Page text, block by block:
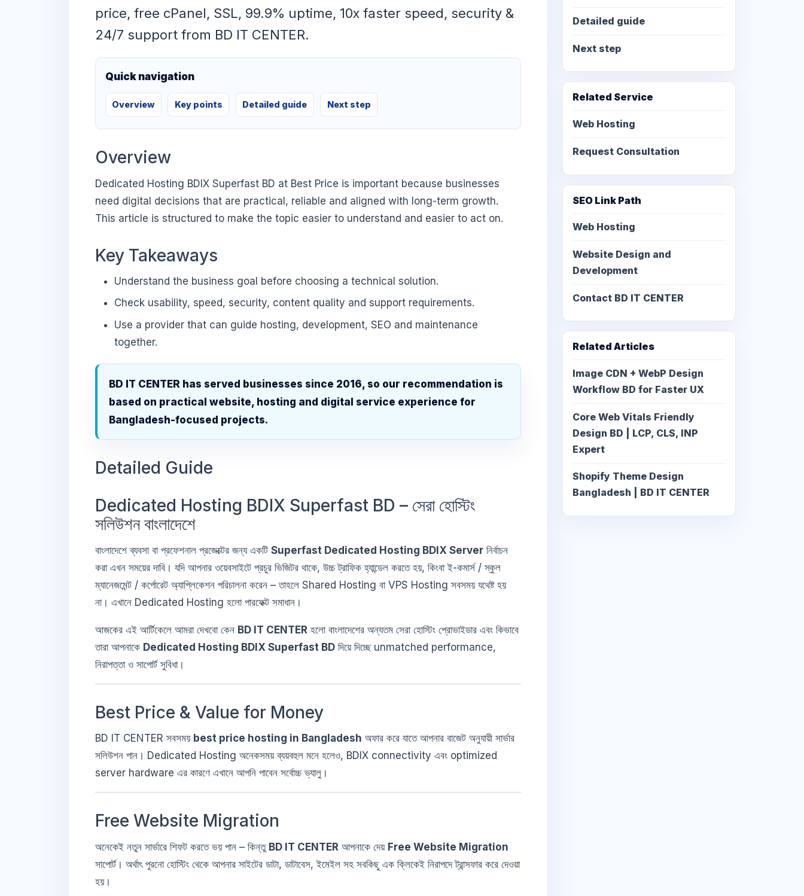
price, free cPanel, SSL, 99.9% uptime, 10x faster speed, security &
24/7 support from BD IT CENTER.
Quick navigation
Overview Key points Detailed guide Next step
Overview
Dedicated Hosting BDIX Superfast BD at Best Price is important because businesses
need digital decisions that are practical, reliable and aligned with long-term growth.
This article is structured to make the topic easier to understand and easier to act on.
Key Takeaways
Understand the business goal before choosing a technical solution.
Check usability, speed, security, content quality and support requirements.
Use a provider that can guide hosting, development, SEO and maintenance
together.
BD IT CENTER has served businesses since 2016, so our recommendation is
based on practical website, hosting and digital service experience for
Bangladesh-focused projects.
Detailed Guide
Dedicated Hosting BDIX Superfast BD – সেরা হোস্টিং
সলিউশন বাংলাদেশে
বাংলাদেশে ব্যবসা বা প্রফেশনাল প্রজেক্টের জন্য একটি Superfast Dedicated Hosting BDIX Server নির্বাচন
করা এখন সময়ের দাবি। যদি আপনার ওয়েবসাইটে প্রচুর ভিজিটর থাকে, উচ্চ ট্রাফিক হ্যান্ডেল করতে হয়, কিংবা ই-কমার্স / স্কুল
ম্যানেজমেন্ট / কর্পোরেট অ্যাপ্লিকেশন পরিচালনা করেন – তাহলে Shared Hosting বা VPS Hosting সবসময় যথেষ্ট হয়
না। এখানে Dedicated Hosting হলো পারফেক্ট সমাধান।
আজকের এই আর্টিকেলে আমরা দেখবো কেন BD IT CENTER হলো বাংলাদেশের অন্যতম সেরা হোস্টিং প্রোভাইডার এবং কিভাবে
তারা আপনাকে Dedicated Hosting BDIX Superfast BD দিয়ে দিচ্ছে unmatched performance,
নিরাপত্তা ও সাপোর্ট সুবিধা।
Best Price & Value for Money
BD IT CENTER সবসময় best price hosting in Bangladesh অফার করে যাতে আপনার বাজেট অনুযায়ী সার্ভার
সলিউশন পান। Dedicated Hosting অনেকসময় ব্যয়বহুল মনে হলেও, BDIX connectivity এবং optimized
server hardware এর কারণে এখানে আপনি পাবেন সর্বোচ্চ ভ্যালু।
Free Website Migration
অনেকেই নতুন সার্ভারে শিফট করতে ভয় পান – কিন্তু BD IT CENTER আপনাকে দেয় Free Website Migration
সাপোর্ট। অর্থাৎ পুরনো হোস্টিং থেকে আপনার সাইটের ডাটা, ডাটাবেস, ইমেইল সহ সবকিছু এক ক্লিকেই নিরাপদে ট্রান্সফার করে দেওয়া
হয়।
Detailed guide
Next step
Related Service
Web Hosting
Request Consultation
SEO Link Path
Web Hosting
Website Design and
Development
Contact BD IT CENTER
Related Articles
Image CDN + WebP Design
Workflow BD for Faster UX
Core Web Vitals Friendly
Design BD | LCP, CLS, INP
Expert
Shopify Theme Design
Bangladesh | BD IT CENTER